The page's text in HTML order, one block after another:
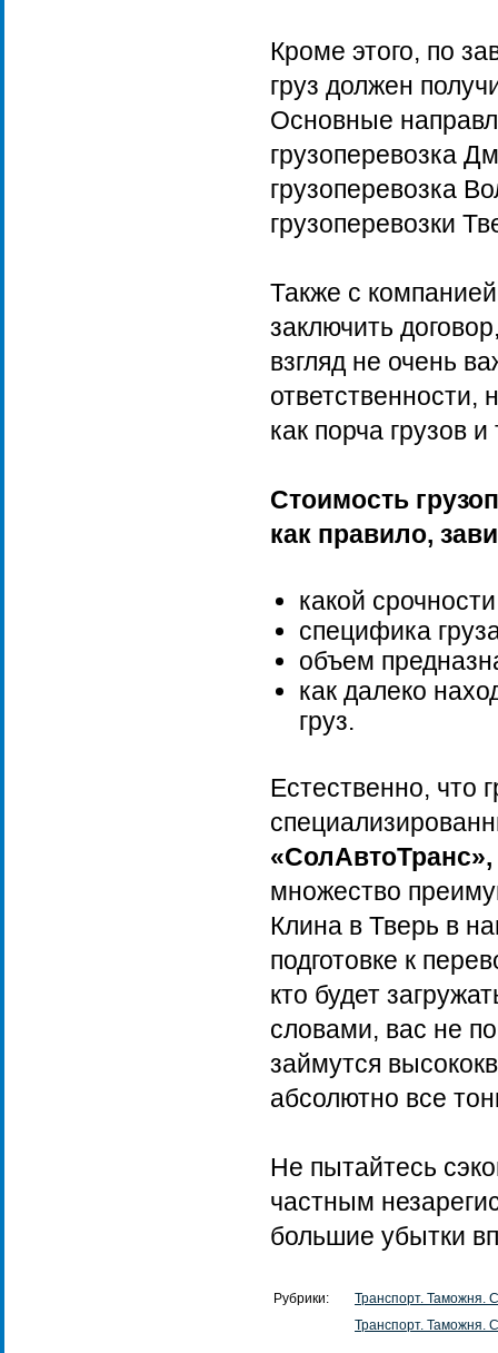
Кроме этого, по
груз должен
Основные
грузоперевозка
грузоперевозка
грузоперевозки
Также с
заключить
взгляд не очень
ответственности,
как порча грузов
Стоимость
как правило,
какой
специфика
объем
как далеко
груз.
Естественно, что
множество
Клина в Тверь в
подготовке к
кто будет
словами, вас не
займутся
абсолютно все
Не пытайтесь
частным
большие убытки
Рубрики:
Транспорт. Таможня.
Транспорт. Таможня.